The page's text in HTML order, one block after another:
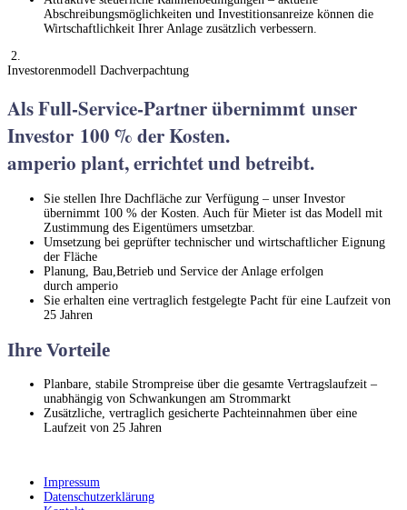
Abschreibungsmöglichkeiten und Investitionsanreize können die
Wirtschaftlichkeit Ihrer Anlage zusätzlich verbessern.
2.
Investorenmodell Dachverpachtung
Als Full-Service-Partner übernimmt unser
Investor 100 % der Kosten.
amperio plant, errichtet und betreibt.
Sie stellen Ihre Dachfläche zur Verfügung – unser Investor
übernimmt 100 % der Kosten. Auch für Mieter ist das Modell mit
Zustimmung des Eigentümers umsetzbar.
Umsetzung bei geprüfter technischer und wirtschaftlicher Eignung
der Fläche
Planung, Bau,Betrieb und Service der Anlage erfolgen
durch amperio
Sie erhalten eine vertraglich festgelegte Pacht für eine Laufzeit von
25 Jahren
Ihre Vorteile
Planbare, stabile Strompreise über die gesamte Vertragslaufzeit –
unabhängig von Schwankungen am Strommarkt
Zusätzliche, vertraglich gesicherte Pachteinnahmen über eine
Laufzeit von 25 Jahren
Impressum
Datenschutzerklärung